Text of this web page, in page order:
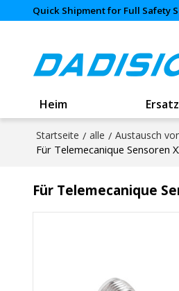
Quick Shipment for Full Safety
Heim
Startseite / alle / Austausch
Für Telemecanique Sensoren
Für Telemecanique